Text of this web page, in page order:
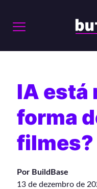
IA está
forma
filmes?
Por BuildBase
13 de dezembro de